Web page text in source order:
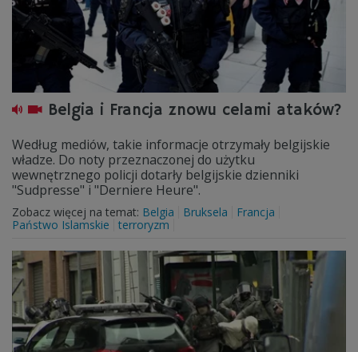
Belgia i Francja znowu celami ataków?
Według mediów, takie informacje otrzymały belgijskie
władze. Do noty przeznaczonej do użytku
wewnętrznego policji dotarły belgijskie dzienniki
"Sudpresse" i "Derniere Heure".
Zobacz więcej na temat: Belgia Bruksela
Francja
Państwo Islamskie
terroryzm